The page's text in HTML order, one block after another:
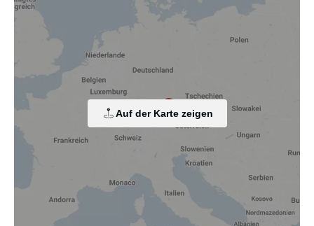
Auf der Karte zeigen
Wir nutzen Cookies und andere Technologien.
Diese Website nutzt Cookies und vergleichbare Funktionen
zur Verarbeitung von Endgeräteinformationen und
Einbindung von Inhalten, externen Diensten und Elementen
Dritter, der statistischen Analyse/Messung, der
personalisierten Werbung sowie der Einbindung sozialer
Medien. Je nach Funktion werden dabei Daten an Dritte
weitergegeben und an Dritte in Ländern, in denen kein
angemessenes Datenschutzniveau vorliegt und von diesen
verarbeitet wird, z. B. die USA. Ihre Einwilligung ist stets
freiwillig, für die Nutzung unserer Website nicht erforderlich
und kann jederzeit auf unserer Seite abgelehnt oder
Zustimmung ändern